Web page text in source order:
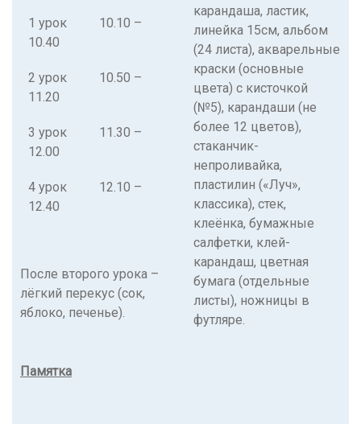
1 урок 10.10 –
10.40
2 урок 10.50 –
11.20
3 урок 11.30 –
12.00
4 урок 12.10 –
12.40
После второго урока –
лёгкий перекус (сок,
яблоко, печенье).
карандаша, ластик,
линейка 15см, альбом
(24 листа), акварельные
краски (основные
цвета) с кисточкой
(№5), карандаши (не
более 12 цветов),
стаканчик-
непроливайка,
пластилин («Луч»,
классика), стек,
клеёнка, бумажные
салфетки, клей-
карандаш, цветная
бумага (отдельные
листы), ножницы в
футляре.
Памятка